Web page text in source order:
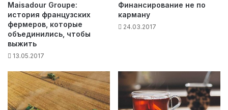
Maisadour Groupe:
история французских
фермеров, которые
объединились, чтобы
выжить
13.05.2017
Финансирование не по
карману
24.03.2017